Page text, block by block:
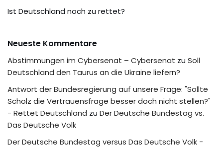
Ist Deutschland noch zu rettet?
Neueste Kommentare
Abstimmungen im Cybersenat – Cybersenat zu Soll
Deutschland den Taurus an die Ukraine liefern?
Antwort der Bundesregierung auf unsere Frage: "Sollte
Scholz die Vertrauensfrage besser doch nicht stellen?"
- Rettet Deutschland zu Der Deutsche Bundestag vs.
Das Deutsche Volk
Der Deutsche Bundestag versus Das Deutsche Volk -